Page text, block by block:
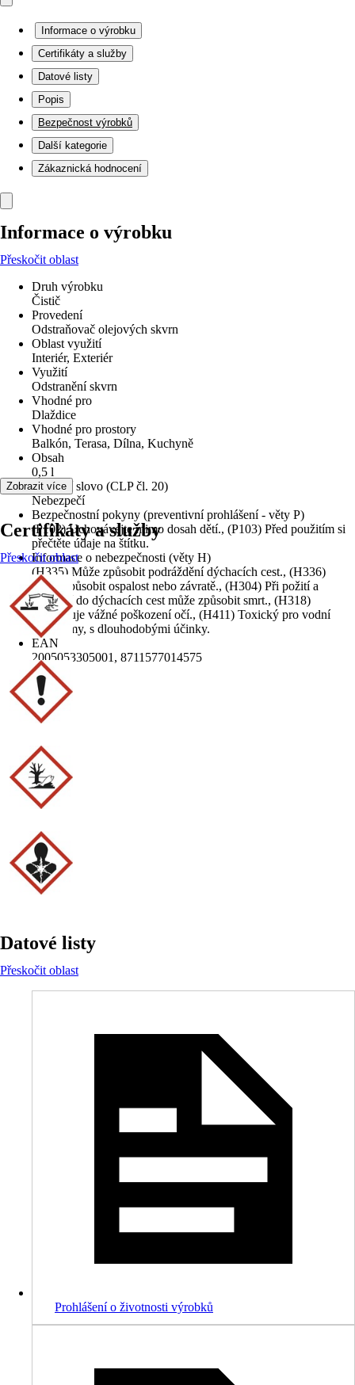
Informace o výrobku
Certifikáty a služby
Datové listy
Popis
Bezpečnost výrobků
Další kategorie
Zákaznická hodnocení
Informace o výrobku
Přeskočit oblast
Druh výrobku
Čistič
Provedení
Odstraňovač olejových skvrn
Oblast využití
Interiér, Exteriér
Využití
Odstranění skvrn
Vhodné pro
Dlaždice
Vhodné pro prostory
Balkón, Terasa, Dílna, Kuchyně
Obsah
0,5 l
Signální slovo (CLP čl. 20)
Nebezpečí
Bezpečnostní pokyny (preventivní prohlášení - věty P)
(P102) Uchovávejte mimo dosah dětí., (P103) Před použitím si
přečtěte údaje na štítku.
Informace o nebezpečnosti (věty H)
(H335) Může způsobit podráždění dýchacích cest., (H336)
Může způsobit ospalost nebo závratě., (H304) Při požití a
vniknutí do dýchacích cest může způsobit smrt., (H318)
Způsobuje vážné poškození očí., (H411) Toxický pro vodní
organismy, s dlouhodobými účinky.
EAN
2005053305001, 8711577014575
Zobrazit více
Certifikáty a služby
Přeskočit oblast
Datové listy
Přeskočit oblast
Prohlášení o životnosti výrobků